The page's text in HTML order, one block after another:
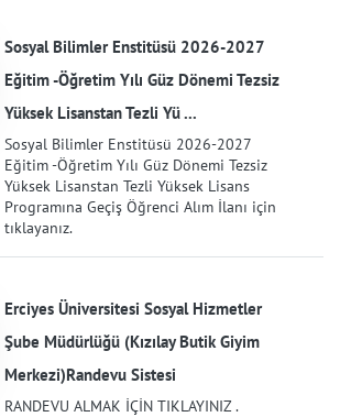
Sosyal Bilimler Enstitüsü 2026-2027
Eğitim -Öğretim Yılı Güz Dönemi Tezsiz
Yüksek Lisanstan Tezli Yü ...
Sosyal Bilimler Enstitüsü 2026-2027
Eğitim -Öğretim Yılı Güz Dönemi Tezsiz
Yüksek Lisanstan Tezli Yüksek Lisans
Programına Geçiş Öğrenci Alım İlanı için
tıklayanız.
Erciyes Üniversitesi Sosyal Hizmetler
Şube Müdürlüğü (Kızılay Butik Giyim
Merkezi)Randevu Sistesi
RANDEVU ALMAK İÇİN TIKLAYINIZ .